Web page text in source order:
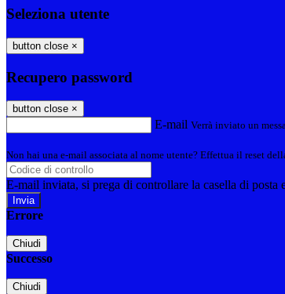
Seleziona utente
button close ×
Recupero password
button close ×
E-mail Verrà inviato un
Non hai una e-mail associata al nome utente? Effettua il reset
E-mail inviata, si prega di controllare la casella di posta
Errore
Chiudi
Successo
Chiudi